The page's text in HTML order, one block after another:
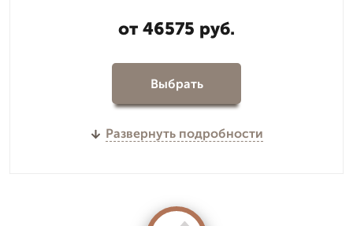
от 46575 руб.
Выбрать
Развернуть подробности